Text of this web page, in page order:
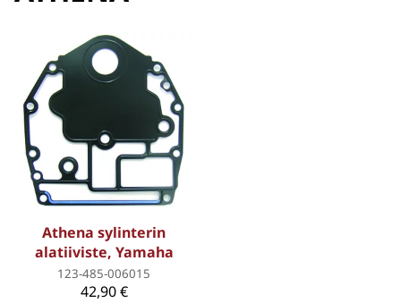
Athena sylinterin
alatiiviste, Yamaha
123-485-006015
42,90 €